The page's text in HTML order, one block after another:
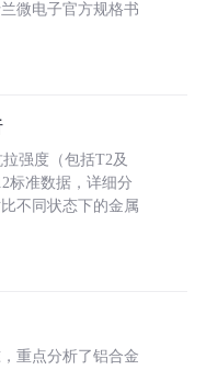
微电子官方规格书
强度（包括T2及
标准数据，详细分
不同状态下的金属
重点分析了铝合金